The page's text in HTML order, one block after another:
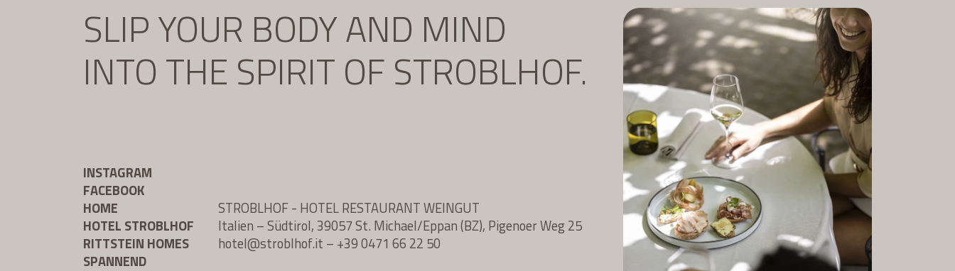
SLIP YOUR BODY AND MIND
INTO THE SPIRIT OF STROBLHOF.
INSTAGRAM
FACEBOOK
HOME
HOTEL STROBLHOF
RITTSTEIN HOMES
SPANNEND
STROBLHOF - HOTEL RESTAURANT WEINGUT
Italien – Südtirol, 39057 St. Michael/Eppan (BZ), Pigenoer Weg 25
hotel@stroblhof.it – +39 0471 66 22 50